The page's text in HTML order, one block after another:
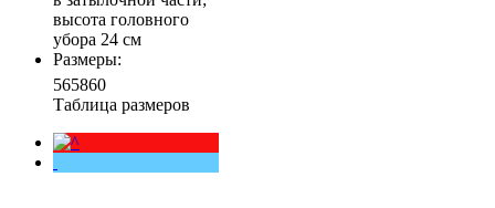
высота головного
убора 24 см
Размеры:
565860
Таблица размеров